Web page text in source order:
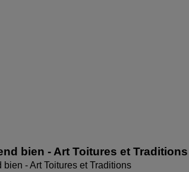
bien - Art Toitures et Traditions
bien - Art Toitures et Traditions